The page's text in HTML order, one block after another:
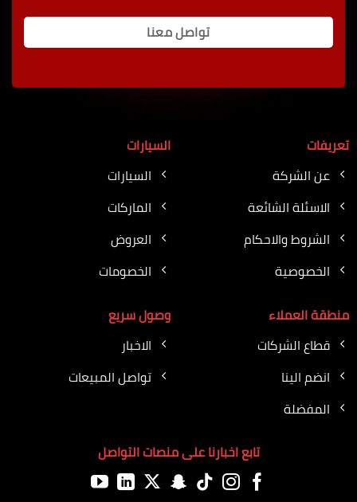
تواصل معنا
تعريفات
عن الشركة
الاسئلة الشائعة
الشروط والاحكام
الخصوصية
السيارات
السيارات
الماركات
العروض
الخصومات
منطقة العملاء
قطاع الشركات
انضم الينا
المفضلة
وصول سريع
الاخبار
تواصل المبيعات
تابع اخبارنا على منصات التواصل